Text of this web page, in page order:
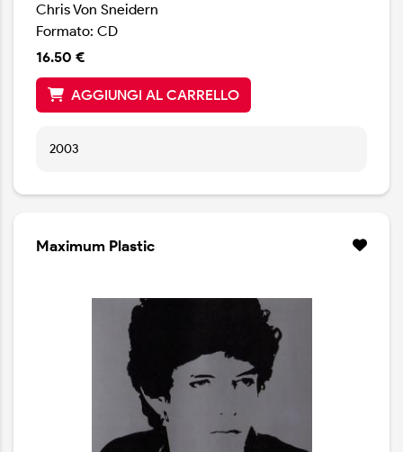
Chris Von Sneidern
Formato: CD
16.50 €
AGGIUNGI AL CARRELLO
2003
Maximum Plastic